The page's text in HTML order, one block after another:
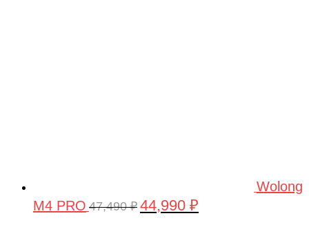
Wolong
M4 PRO 47,490₽ Первоначальная
44,990 ₽